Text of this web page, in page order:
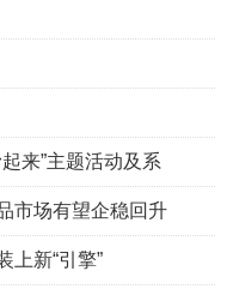
来”主题活动及系
市场有望企稳回升
上新“引擎”